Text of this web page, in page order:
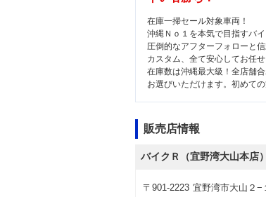
在庫一掃セール対象車両！
沖縄Ｎｏ１を本気で目指すバイ
圧倒的なアフターフォローと
カスタム、全て安心してお任せ
在庫数は沖縄最大級！全店舗
お選びいただけます。初めて
販売店情報
バイクＲ（宜野湾大山本店
〒901-2223 宜野湾市大山２−